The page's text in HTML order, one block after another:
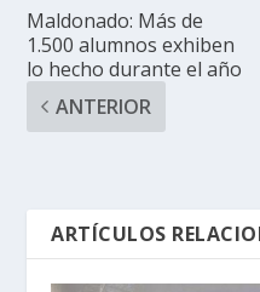
Maldonado: Más de
1.500 alumnos exhiben
lo hecho durante el año
ANTERIOR
ARTÍCULOS